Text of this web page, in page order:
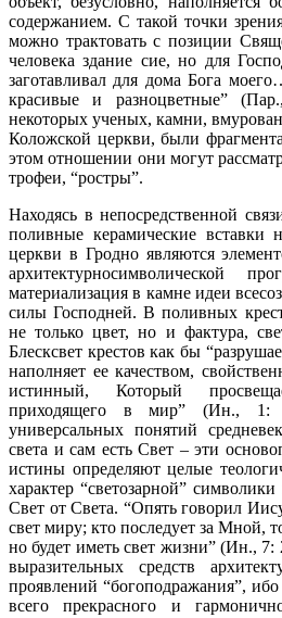
содержанием. С такой точки
можно трактовать с позиции
человека здание сие, но для
заготавливал для дома Бога
красивые и разноцветные”
некоторых ученых, камни,
Коложской церкви, были
этом отношении они могут
трофеи, “ростры”.
Находясь в непосредственной
поливные керамические вставки
церкви в Гродно являются
архитектурносимволической
материализация в камне идеи
силы Господней. В поливных
не только цвет, но и фактура,
Блесксвет крестов как бы
наполняет ее качеством,
истинный, Который
приходящего в мир” (Ин.,
универсальных понятий
света и сам есть Свет – эти
истины определяют целые
характер “светозарной”
Свет от Света. “Опять говорил
свет миру; кто последует за Мной,
но будет иметь свет жизни” (Ин., 7:
выразительных средств
проявлений “богоподражания”,
всего прекрасного и